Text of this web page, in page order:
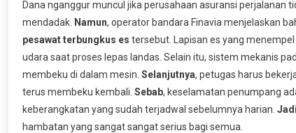
Dana nganggur muncul jika perusahaan asuransi
mendadak. Namun, operator bandara Finavia menjelaskan
pesawat terbungkus es tersebut. Lapisan es yang
udara saat proses lepas landas. Selain itu, sistem mekanis
membeku di dalam mesin. Selanjutnya, petugas harus
terus membeku kembali. Sebab, keselamatan penumpang
keberangkatan yang sudah terjadwal sebelumnya harian. Jadi
hambatan yang sangat sangat serius bagi semua.